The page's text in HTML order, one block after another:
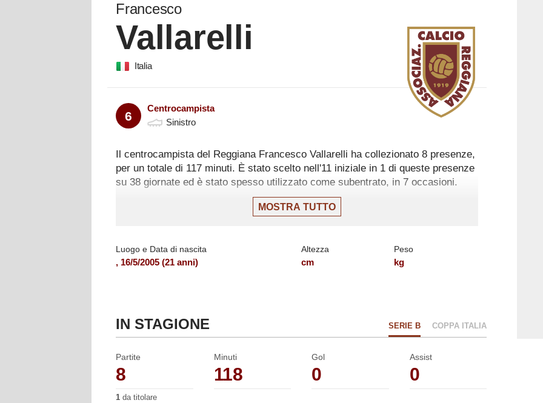
Francesco
Vallarelli
Italia
6
Centrocampista
Sinistro
Il centrocampista del Reggiana Francesco Vallarelli ha collezionato 8 presenze,
per un totale di 117 minuti. È stato scelto nell'11 iniziale in 1 di queste presenze
su 38 giornate ed è stato spesso utilizzato come subentrato, in 7 occasioni.
La sua ultima presenza in Serie B è stata l'8 maggio, partita in cui ha giocato
solamente 7 minuti con la maglia del Reggiana contro la Sampdoria, nella
Vallarelli ha giocato 24 partite di Serie C nell'ultima stagione con Giugliano (10)
MOSTRA TUTTO
Luogo e Data di nascita
, 16/5/2005 (21 anni)
Altezza
cm
Peso
kg
IN STAGIONE SERIE B COPPA ITALIA
Partite
8
1 da titolare
Minuti
118
Gol
0
Assist
0